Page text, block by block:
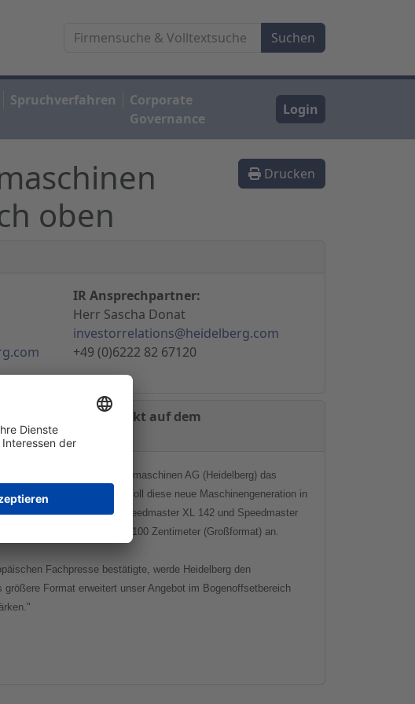
Spruchverfahren
Corporate
Governance
Login
Drucken
oben
IR Ansprechpartner:
Herr Sascha Donat
investorrelations@heidelberg.com
+49 (0)6222 82 67120
oben - Schwerpunkt auf dem
will die Heidelberger Druckmaschinen AG (Heidelberg) das
Zur drupa 2008 soll diese neue Maschinengeneration in
die Bezeichnungen Speedmaster XL 142 und Speedmaster
(Mittelformat) und 70x100 Zentimeter (Großformat) an.
Fachpresse bestätigte, werde Heidelberg den
Format erweitert unser Angebot im Bogenoffsetbereich